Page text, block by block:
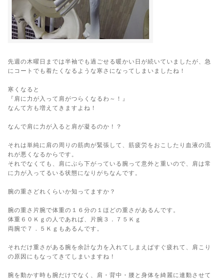
先週の木曜日までは半袖でも過ごせる暖かい日が続いていましたが、急
にコートでも着たくなるような寒さになってしまいましたね！
寒くなると
『肩に力が入って肩がつらくなるわ～！』
なんて方も増えてきますよね！
なんで肩に力が入ると肩が凝るのか！？
それは単純に肩の周りの筋肉が緊張して、筋疲労をおこしたり血液の流
れが悪くなるからです。
それでなくても、肩にぶら下がっている腕って意外と重いので、肩は常
に力が入ってるいる状態になりがちなんです。
腕の重さどれくらいか知ってますか？
腕の重さ片腕で体重の１６分の１ほどの重さがあるんです。
体重６０Ｋｇの人であれば、片腕３．７５Ｋｇ
両腕で７．５Ｋｇもあるんです。
それだけ重さがある腕を余計な力を入れてしまえばすぐ疲れて、肩こり
の原因にもなってきてしまいますね！
腕を動かす時も腕だけでなく、肩・背中・腰と身体を綺麗に連動させて